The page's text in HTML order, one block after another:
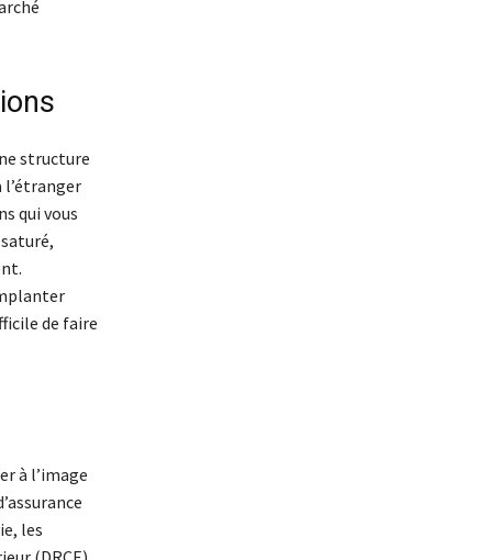
structure
qui vous
de faire
à l’image
les